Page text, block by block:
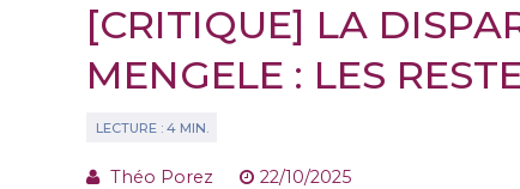
[CRITIQUE] LA
MENGELE : LES
Théo Porez
22/10/2025